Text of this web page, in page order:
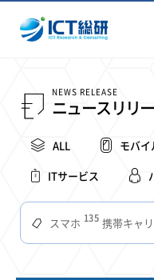
NEWS RELEASE
ニュースリリ
ALL モバイ
ITサービス
スマホ 135 携帯キャ
スマートデバイス 68 通